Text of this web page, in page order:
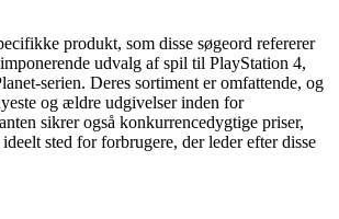
produkt, som disse søgeord refererer
udvalg af spil til PlayStation 4,
serien. Deres sortiment er omfattende, og
og ældre udgivelser inden for
sikrer også konkurrencedygtige priser,
sted for forbrugere, der leder efter disse